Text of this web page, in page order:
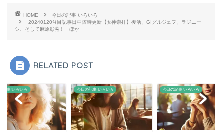
HOME
今日の記事 いろいろ
20240120注目記事日中随時更新【女神崇拝】復活、GIグルジェフ、ラジニー
シ、そして麻原彰晃！ ほか
RELATED POST
記事 いろいろ 今日の記事 いろいろ 今日の記事 いろいろ